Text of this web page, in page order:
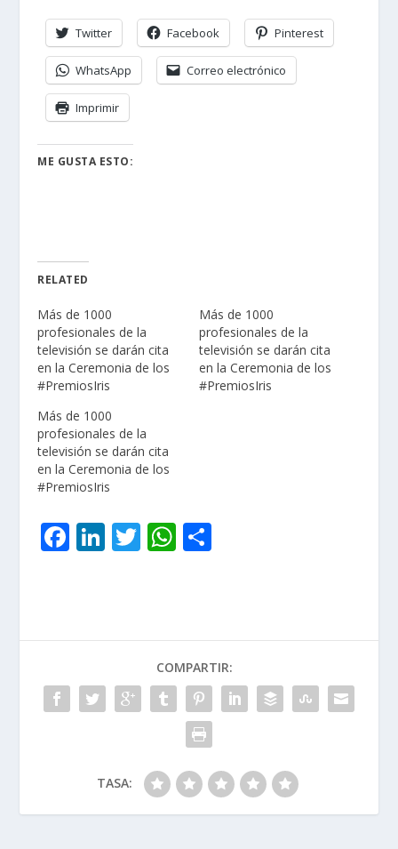
Twitter Facebook Pinterest
WhatsApp Correo electrónico
Imprimir
ME GUSTA ESTO:
RELATED
Más de 1000
profesionales de la
televisión se darán cita
en la Ceremonia de los
#PremiosIris
Más de 1000
profesionales de la
televisión se darán cita
en la Ceremonia de los
#PremiosIris
Más de 1000
profesionales de la
televisión se darán cita
en la Ceremonia de los
#PremiosIris
F
o
o
k
Li
dI
n
T W
A
p
p
ar
ti
r
COMPARTIR:
TASA: